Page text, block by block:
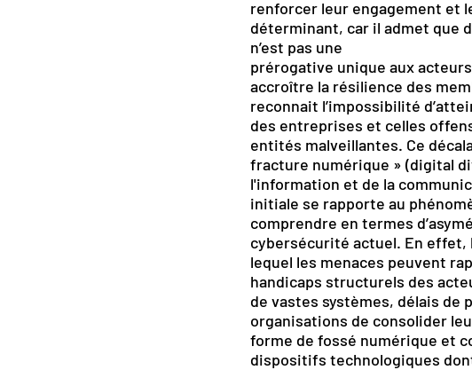
renforcer leur engagement et
déterminant, car il admet que
n’est pas une
prérogative unique aux
accroître la résilience des
reconnait l’impossibilité
des entreprises et celles
entités malveillantes. Ce
fracture numérique » (digital
l'information et de la
initiale se rapporte au
comprendre en termes
cybersécurité actuel. En effet,
lequel les menaces peuvent
handicaps structurels des
de vastes systèmes, délais de
organisations de consolider
forme de fossé numérique et
dispositifs technologiques